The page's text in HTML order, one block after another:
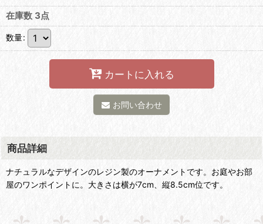
在庫数 3点
数量:
カートに入れる
お問い合わせ
商品詳細
ナチュラルなデザインのレジン製のオーナメントです。お庭やお部
屋のワンポイントに。大きさは横が7cm、縦8.5cm位です。